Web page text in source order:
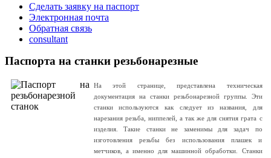
Сделать заявку на паспорт
Электронная почта
Обратная связь
consultant
Паспорта на станки резьбонарезные
На этой странице, представлена техническая
документация на станки резьбонарезной группы. Эти
станки используются как следует из названия, для
нарезания резьба, ниппелей, а так же для снятия грата с
изделия. Такие станки не заменимы для задач по
изготовления резьбы без использования плашек и
метчиков, а именно для машинной обработки. Станки